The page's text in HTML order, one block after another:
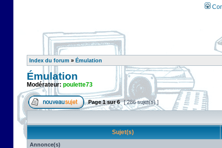
Index du forum » Émulation
Émulation
Modérateur: poulette73
Page1sur6 [ 286 sujet(s) ]
Sujet(s)
Annonce(s)